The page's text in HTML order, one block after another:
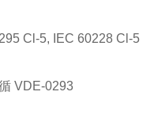
Cl-5, IEC 60228 Cl-5
VDE-0293